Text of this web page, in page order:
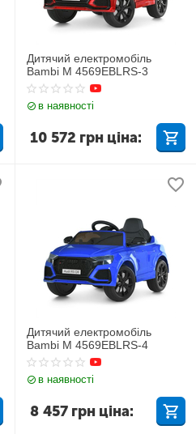
Дитячий електромобіль
Bambi M 4569EBLRS-3
в наявності
10 572 грн ціна:
Дитячий електромобіль
Bambi M 4569EBLRS-4
в наявності
8 457 грн ціна: